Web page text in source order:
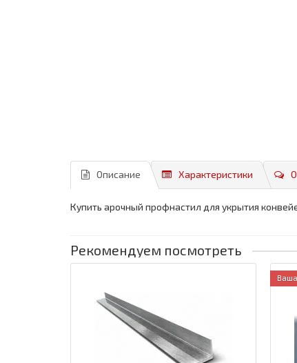
Описание Характеристики
Купить арочный профнастил для укрытия
Рекомендуем посмотреть